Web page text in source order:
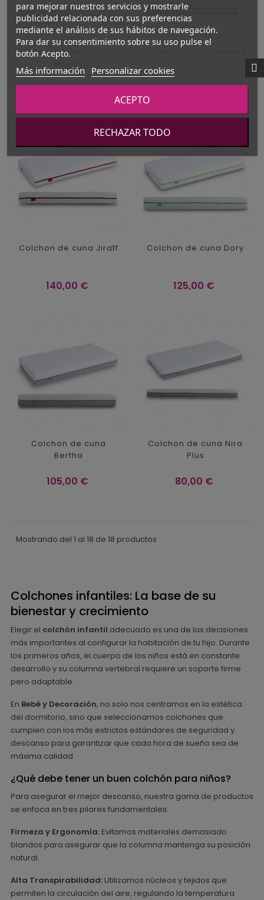
Colchon de cuna
Wendy
Precio Precio
Colchon de cuna Jiraff
Precio
140,00 €
Colchon de cuna Dory
Precio
125,00 €
Colchon de cuna
Bertha
Precio
105,00 €
Colchon de cuna Nira
Plus
Precio
80,00 €
Mostrando del 1 al 18 de 18 productos
Colchones infantiles: La base de su
bienestar y crecimiento
Elegir el colchón infantil adecuado es una de las decisiones
más importantes al configurar la habitación de tu hijo. Durante
los primeros años, el cuerpo de los niños está en constante
desarrollo y su columna vertebral requiere un soporte firme
pero adaptable.
En Bebé y Decoración, no solo nos centramos en la estética
del dormitorio, sino que seleccionamos colchones que
cumplen con los más estrictos estándares de seguridad y
descanso para garantizar que cada hora de sueño sea de
máxima calidad.
¿Qué debe tener un buen colchón para niños?
Para asegurar el mejor descanso, nuestra gama de productos
se enfoca en tres pilares fundamentales:
Firmeza y Ergonomía: Evitamos materiales demasiado
blandos para asegurar que la columna mantenga su posición
natural.
Alta Transpirabilidad: Utilizamos núcleos y tejidos que
permiten la circulación del aire, regulando la temperatura
para mejorar nuestros servicios y mostrarle
publicidad relacionada con sus preferencias
mediante el análisis de sus hábitos de navegación.
Para dar su consentimiento sobre su uso pulse el
botón Acepto.
Más información Personalizar cookies
RECHAZAR TODO
ACEPTO